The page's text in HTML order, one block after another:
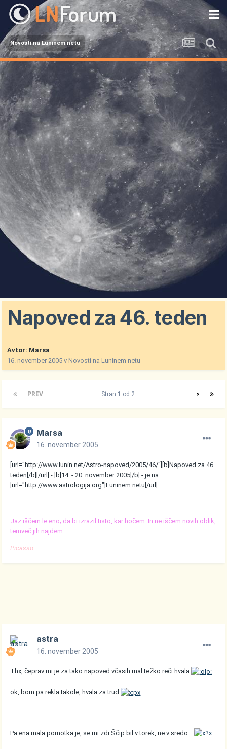
Novosti na Luninem netu
Napoved za 46. teden
Avtor: Marsa
16. november 2005 vNovosti na Luninem netu
PREV >
Stran 1 od 2
Marsa
16. november 2005
[url="http://www.lunin.net/Astro-napoved/2005/46/"][b]Napoved za 46.
teden[/b][/url] - [b]14. - 20. november 2005[/b] - je na
[url="http://www.astrologija.org"]Luninem netu[/url].
Jaz iščem le eno; da bi izrazil tisto, kar hočem. In ne iščem novih oblik,
temveč jih najdem.
Picasso
astra
16. november 2005
Thx, čeprav mi je za tako napoved včasih mal težko reči hvala
ok, bom pa rekla takole, hvala za trud
Pa ena mala pomotka je, se mi zdi.Ščip bil v torek, ne v sredo...